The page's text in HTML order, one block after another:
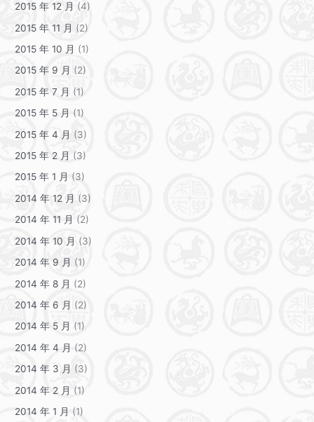
2015 年 12 月 (4)
2015 年 11 月 (2)
2015 年 10 月 (1)
2015 年 9 月 (2)
2015 年 7 月 (1)
2015 年 5 月 (1)
2015 年 4 月 (3)
2015 年 2 月 (3)
2015 年 1 月 (3)
2014 年 12 月 (3)
2014 年 11 月 (2)
2014 年 10 月 (3)
2014 年 9 月 (1)
2014 年 8 月 (2)
2014 年 6 月 (2)
2014 年 5 月 (1)
2014 年 4 月 (2)
2014 年 3 月 (3)
2014 年 2 月 (1)
2014 年 1 月 (1)